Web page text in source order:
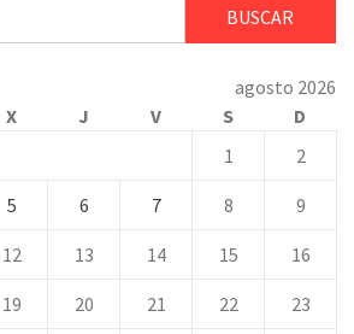
agosto 2026
X J V S
D
1
2
5 6 7 8 9
12 13 14 15 16
19 20 21 22 23